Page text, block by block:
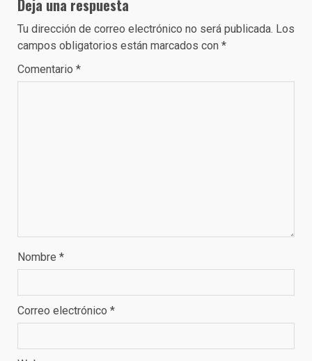
Deja una respuesta
Tu dirección de correo electrónico no será publicada. Los
campos obligatorios están marcados con *
Comentario *
Nombre *
Correo electrónico *